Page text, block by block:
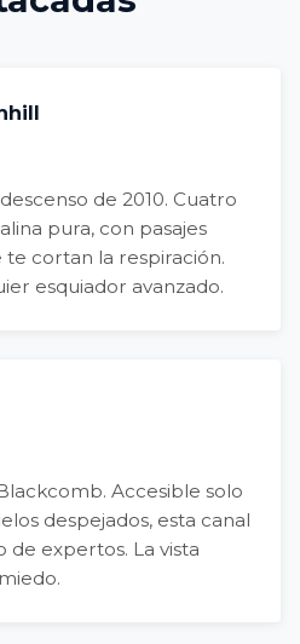
de 2010. Cuatro
pura, con pasajes
te cortan la respiración.
esquiador avanzado.
Accesible solo
despejados, esta canal
expertos. La vista